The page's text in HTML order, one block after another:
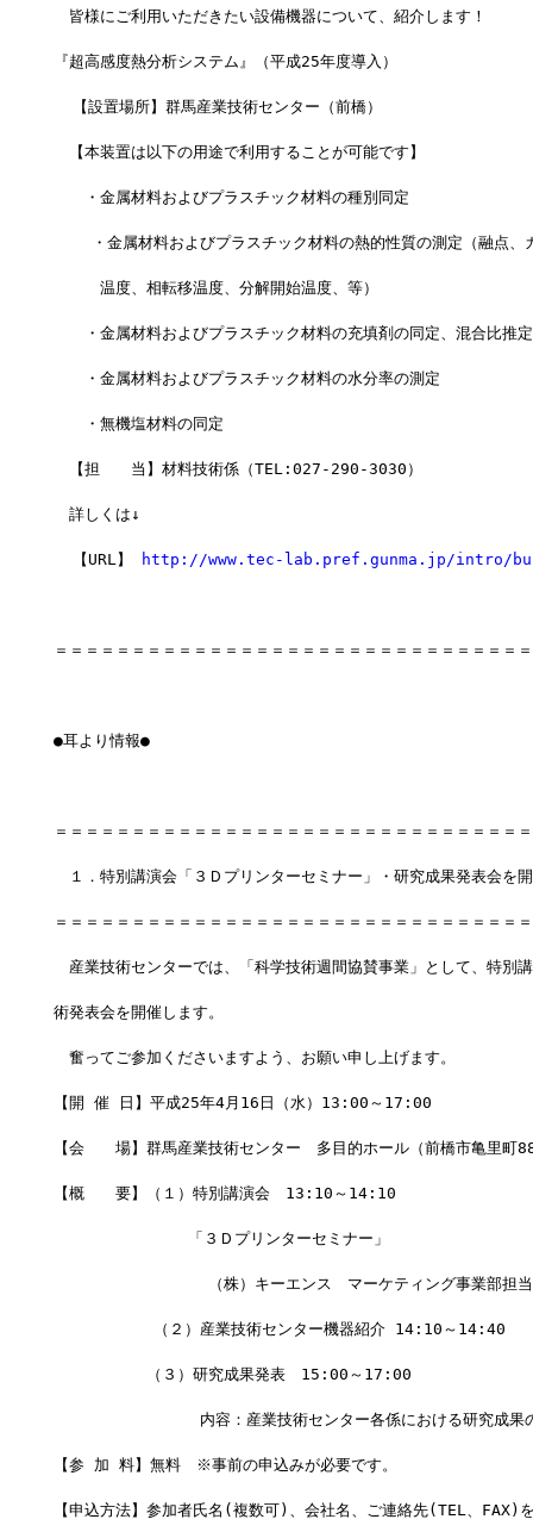
皆様にご利用いただきたい設備機器について、紹介します！
『超高感度熱分析システム』（平成25年度導入）
  【設置場所】群馬産業技術センター（前橋）
【本装置は以下の用途で利用することが可能です】
・金属材料およびプラスチック材料の種別同定
・金属材料およびプラスチック材料の熱的性質の測定（融点、
温度、相転移温度、分解開始温度、等）
・金属材料およびプラスチック材料の充填剤の同定、混合比推定
・金属材料およびプラスチック材料の水分率の測定
・無機塩材料の同定
【担　　当】材料技術係（TEL:027-290-3030）
詳しくは↓
  【URL】
http://www.tec-lab.pref.gunma.jp/intro/
＝＝＝＝＝＝＝＝＝＝＝＝＝＝＝＝＝＝＝＝＝＝＝＝＝＝＝＝＝＝
●耳より情報●
＝＝＝＝＝＝＝＝＝＝＝＝＝＝＝＝＝＝＝＝＝＝＝＝＝＝＝＝＝＝
１．特別講演会「３Ｄプリンターセミナー」・研究成果発表会を
＝＝＝＝＝＝＝＝＝＝＝＝＝＝＝＝＝＝＝＝＝＝＝＝＝＝＝＝＝＝
産業技術センターでは、「科学技術週間協賛事業」として、特別
術発表会を開催します。
奮ってご参加くださいますよう、お願い申し上げます。
【開 催 日】平成25年4月16日（水）13:00～17:00
【会　　場】群馬産業技術センター　多目的ホール（前橋市亀里町
【概　　要】（１）特別講演会　13:10～14:10
      　　　　　「３Ｄプリンターセミナー」
　　（株）キーエンス　マーケティング事業部担
（２）産業技術センター機器紹介 14:10～14:40
（３）研究成果発表　15:00～17:00
内容：産業技術センター各係における研
【参 加 料】無料　※事前の申込みが必要です。
【申込方法】参加者氏名(複数可)、会社名、ご連絡先(TEL、FAX)